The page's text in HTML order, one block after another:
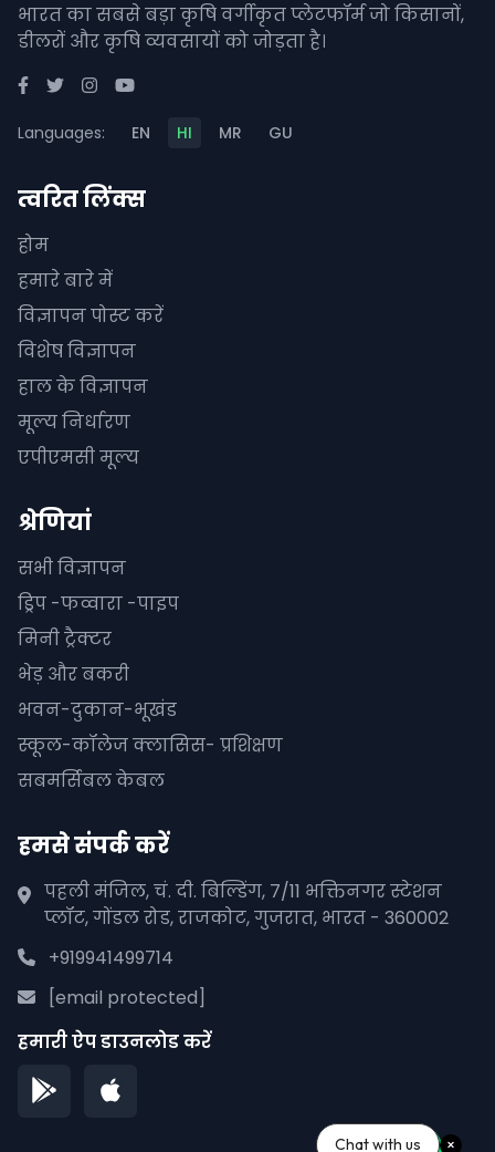
भारत का सबसे बड़ा कृषि वर्गीकृत प्लेटफॉर्म जो किसानों,
डीलरों और कृषि व्यवसायों को जोड़ता है।
Languages: EN HI MR GU
त्वरित लिंक्स
होम
हमारे बारे में
विज्ञापन पोस्ट करें
विशेष विज्ञापन
हाल के विज्ञापन
मूल्य निर्धारण
एपीएमसी मूल्य
श्रेणियां
सभी विज्ञापन
ड्रिप -फव्वारा -पाइप
मिनी ट्रैक्टर
भेड़ और बकरी
भवन-दुकान-भूखंड
स्कूल-कॉलेज क्लासिस- प्रशिक्षण
सबमर्सिबल केबल
हमसे संपर्क करें
पहली मंजिल, चं. दी. बिल्डिंग, 7/11 भक्तिनगर स्टेशन
प्लॉट, गोंडल रोड, राजकोट, गुजरात, भारत - 360002
+919941499714
[email protected]
हमारी ऐप डाउनलोड करें
Chat with us